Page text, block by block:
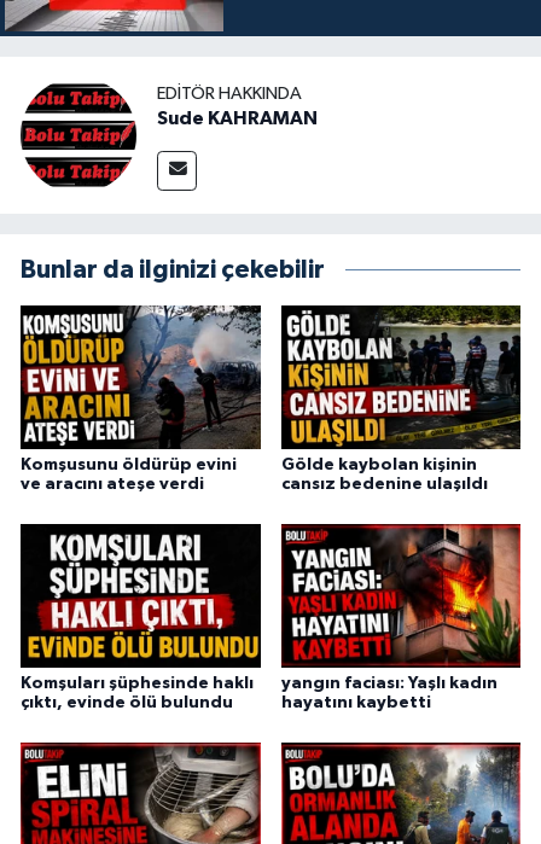
EDITÖR HAKKINDA
Sude KAHRAMAN
Bunlar da ilginizi çekebilir
Komşusunu öldürüp evini
ve aracını ateşe verdi
Gölde kaybolan kişinin
cansız bedenine ulaşıldı
Komşuları şüphesinde haklı
çıktı, evinde ölü bulundu
yangın faciası: Yaşlı kadın
hayatını kaybetti